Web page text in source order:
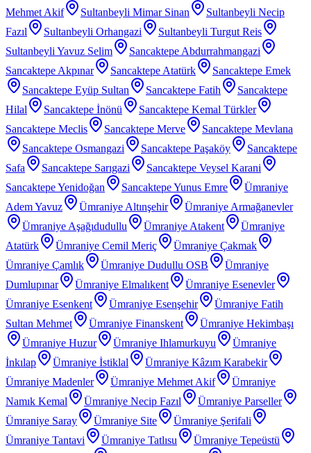
Mehmet Akif
Sultanbeyli Mimar Sinan
Sultanbeyli Necip
Fazıl
Sultanbeyli Orhangazi
Sultanbeyli Turgut Reis
Sultanbeyli Yavuz Selim
Sancaktepe Abdurrahmangazi
Sancaktepe Akpınar
Sancaktepe Atatürk
Sancaktepe Emek
Sancaktepe Eyüp Sultan
Sancaktepe Fatih
Sancaktepe
Hilal
Sancaktepe İnönü
Sancaktepe Kemal Türkler
Sancaktepe Meclis
Sancaktepe Merve
Sancaktepe Mevlana
Sancaktepe Osmangazi
Sancaktepe Paşaköy
Sancaktepe
Safa
Sancaktepe Sarıgazi
Sancaktepe Veysel Karani
Sancaktepe Yenidoğan
Sancaktepe Yunus Emre
Ümraniye
Adem Yavuz
Ümraniye Altınşehir
Ümraniye Armağanevler
Ümraniye Aşağıdudullu
Ümraniye Atakent
Ümraniye
Atatürk
Ümraniye Cemil Meriç
Ümraniye Çakmak
Ümraniye Çamlık
Ümraniye Dudullu OSB
Ümraniye
Dumlupınar
Ümraniye Elmalıkent
Ümraniye Esenevler
Ümraniye Esenkent
Ümraniye Esenşehir
Ümraniye Fatih
Sultan Mehmet
Ümraniye Finanskent
Ümraniye Hekimbaşı
Ümraniye Huzur
Ümraniye Ihlamurkuyu
Ümraniye
İnkılap
Ümraniye İstiklal
Ümraniye Kâzım Karabekir
Ümraniye Madenler
Ümraniye Mehmet Akif
Ümraniye
Namık Kemal
Ümraniye Necip Fazıl
Ümraniye Parseller
Ümraniye Saray
Ümraniye Site
Ümraniye Şerifali
Ümraniye Tantavi
Ümraniye Tatlısu
Ümraniye Tepeüstü